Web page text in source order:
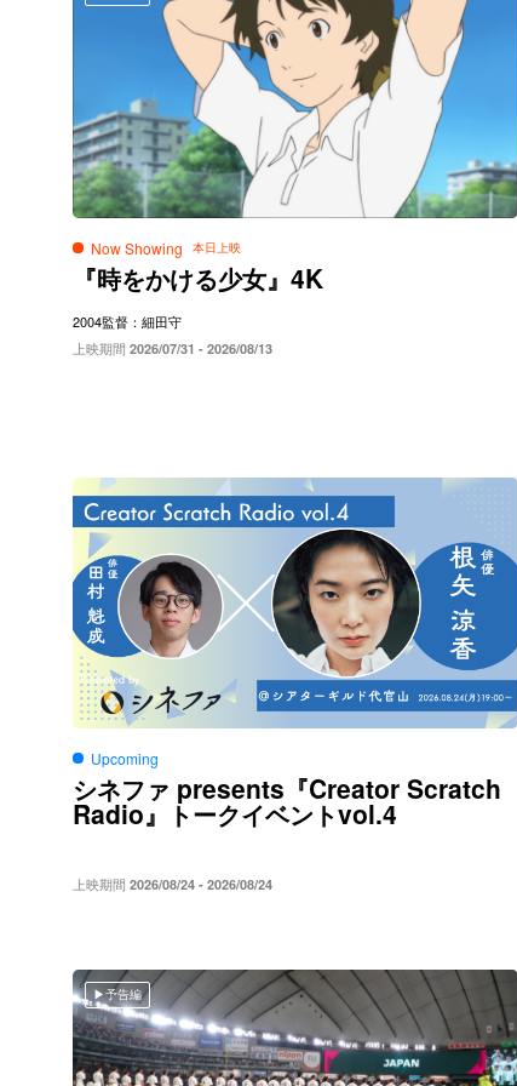
Now Showing
『時をかける少女』 4K
2004監督：細田守
上映期間 2026/07/31 - 2026/08/13
Upcoming
シネファ presents 『Creator Scratch
Radio』トークイベントvol.4
上映期間 2026/08/24 - 2026/08/24
予告編